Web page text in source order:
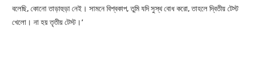
বলেছি, কোনো তাড়াহুড়া নেই। সামনে বিশ্বকাপ, তুমি যদি সুস্থ বোধ করো, তাহলে দ্বিতীয় টেস্ট
খেলো। না হয় তৃতীয় টেস্ট।’